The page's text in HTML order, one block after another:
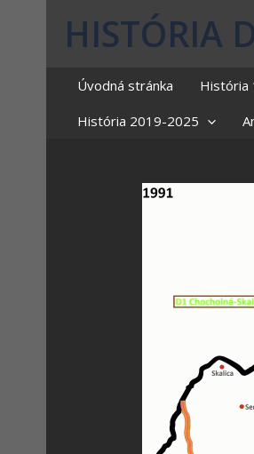
HISTÓRIA
Úvodná stránka História
História 2019-2025